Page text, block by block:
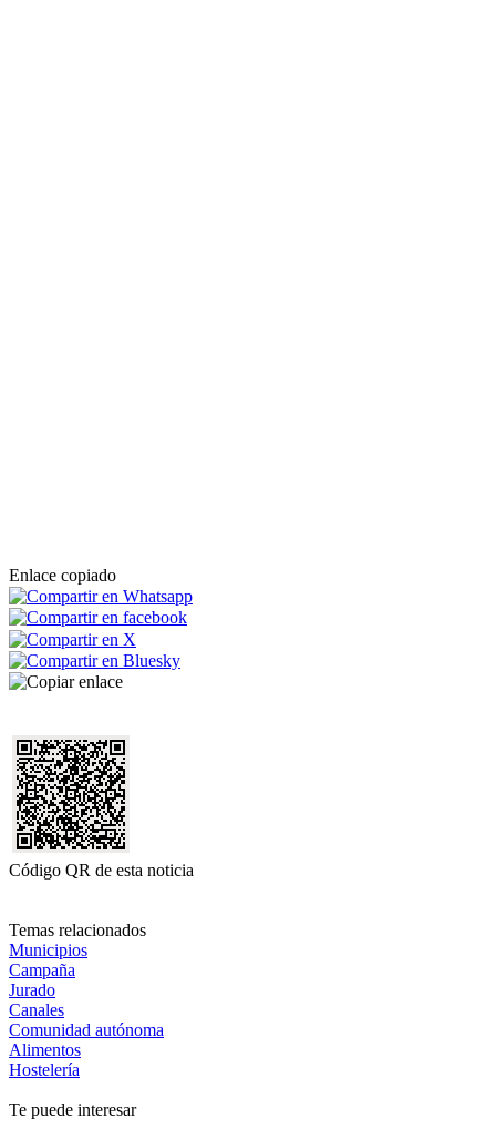
Enlace copiado
Código QR de esta noticia
Temas relacionados
Municipios
Campaña
Jurado
Canales
Comunidad autónoma
Alimentos
Hostelería
Te puede interesar